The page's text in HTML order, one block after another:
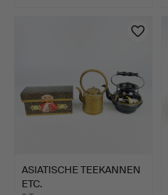
ASIATISCHE TEEKANNEN
ETC.